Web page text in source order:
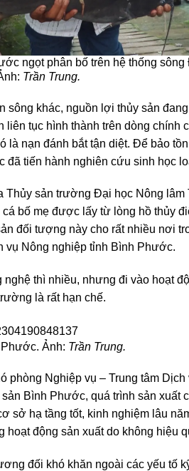
ngọt phân bố trên hệ thống
Trần Trung.
sông khác, nguồn lợi thủy sản
liên tục hình thành trên dòng chính
là nạn đánh bắt tận diệt. Để bảo
đã tiến hành nghiên cứu sinh học
sản trường Đại học Nông lâm
bố mẹ được lấy từ lòng hồ thủy
đối tượng này cho rất nhiều nơi
vụ Nông nghiệp tỉnh Bình Phước.
thì nhiều, nhưng đi vào hoạt
là rất hạn chế.
Ảnh: Trần Trung.
phòng Nghiệp vụ – Trung tâm
Bình Phước, quá trình sản xuất
sở hạ tầng tốt, kinh nghiệm lâu
động sản xuất do không hiệu
đối khó khăn ngoài các yếu tố